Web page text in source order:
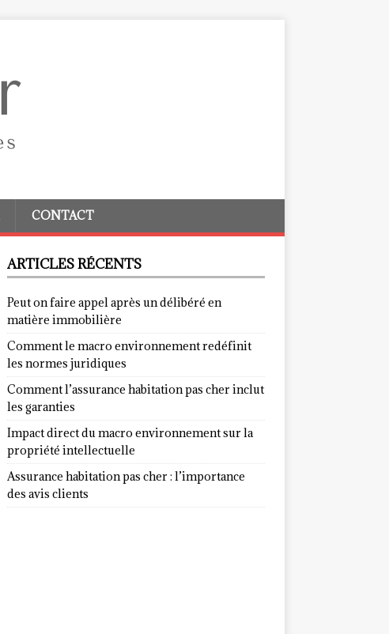
CONTACT
ARTICLES RÉCENTS
Peut on faire appel après un délibéré en
matière immobilière
Comment le macro environnement redéfinit
les normes juridiques
Comment l’assurance habitation pas cher inclut
les garanties
Impact direct du macro environnement sur la
propriété intellectuelle
Assurance habitation pas cher : l’importance
des avis clients